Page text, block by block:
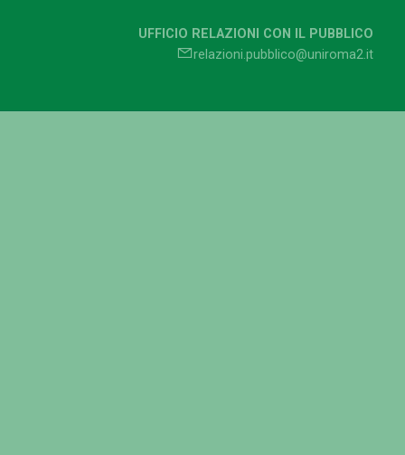
UFFICIO RELAZIONI CON IL PUBBLICO
relazioni.pubblico@uniroma2.it